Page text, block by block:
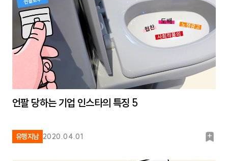
언팔 당하는 기업 인스타의 특징 5
유행지남 2020.04.01
북